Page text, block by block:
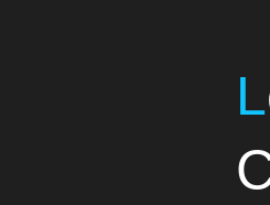
Les Photos de Sébastien